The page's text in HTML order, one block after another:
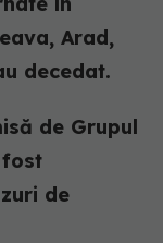
Arad,
decedat.
de Grupul
fost
de